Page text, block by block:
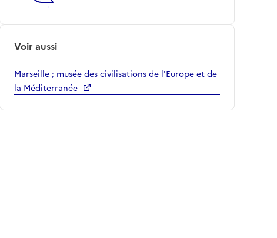
Voir aussi
Marseille ; musée des civilisations de l'Europe et de
la Méditerranée